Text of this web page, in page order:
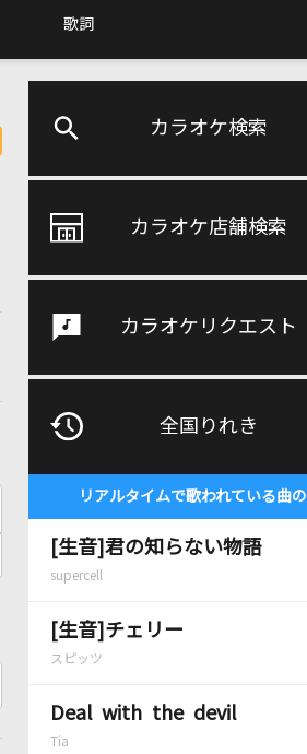
歌詞
カラオケ検索
カラオケ店舗検索
カラオケリクエスト
全国りれき
リアルタイムで歌われている曲
[生音]君の知らない物語
supercell
[生音]チェリー
スピッツ
Deal with the devil
Tia